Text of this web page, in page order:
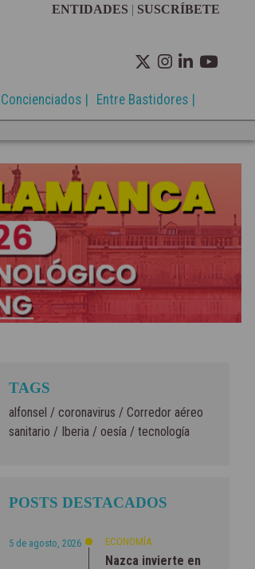
ENTIDADES | SUSCRÍBETE
| Concienciados | Entre Bastidores |
TAGS
alfonsel /coronavirus /Corredor aéreo
sanitario /Iberia/oesía/tecnología
POSTS DESTACADOS
5 de agosto, 2026 ECONOMÍA
Nazca invierte en